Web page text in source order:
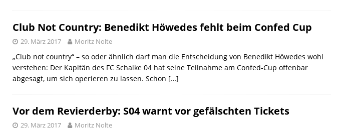
Club Not Country: Benedikt Höwedes fehlt beim Confed Cup
29. März 2017 Moritz Nolte
„Club not country“ – so oder ähnlich darf man die Entscheidung von Benedikt Höwedes wohl
verstehen: Der Kapitän des FC Schalke 04 hat seine Teilnahme am Confed-Cup offenbar
abgesagt, um sich operieren zu lassen. Schon […]
Vor dem Revierderby: S04 warnt vor gefälschten Tickets
29. März 2017 Moritz Nolte